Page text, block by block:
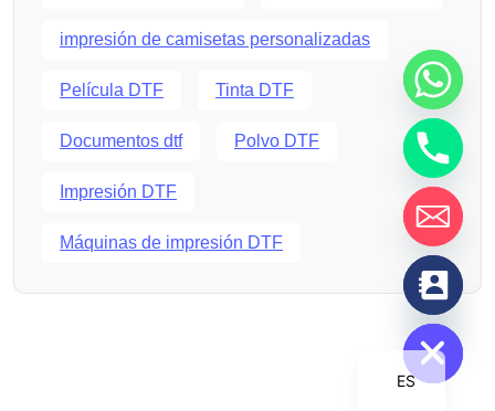
impresión de camisetas personalizadas
Película DTF Tinta DTF
Documentos dtf Polvo DTF
Impresión DTF
Máquinas de impresión DTF
ES
Hide
chaty